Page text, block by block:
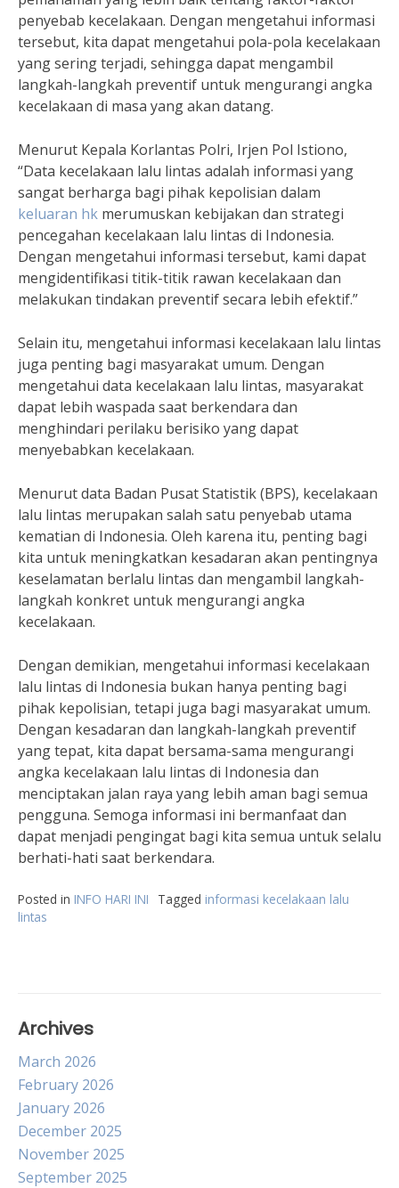
penyebab kecelakaan. Dengan mengetahui informasi
tersebut, kita dapat mengetahui pola-pola kecelakaan
yang sering terjadi, sehingga dapat mengambil
langkah-langkah preventif untuk mengurangi angka
kecelakaan di masa yang akan datang.
Menurut Kepala Korlantas Polri, Irjen Pol Istiono,
“Data kecelakaan lalu lintas adalah informasi yang
sangat berharga bagi pihak kepolisian dalam
keluaran hk merumuskan kebijakan dan strategi
pencegahan kecelakaan lalu lintas di Indonesia.
Dengan mengetahui informasi tersebut, kami dapat
mengidentifikasi titik-titik rawan kecelakaan dan
melakukan tindakan preventif secara lebih efektif.”
Selain itu, mengetahui informasi kecelakaan lalu lintas
juga penting bagi masyarakat umum. Dengan
mengetahui data kecelakaan lalu lintas, masyarakat
dapat lebih waspada saat berkendara dan
menghindari perilaku berisiko yang dapat
menyebabkan kecelakaan.
Menurut data Badan Pusat Statistik (BPS), kecelakaan
lalu lintas merupakan salah satu penyebab utama
kematian di Indonesia. Oleh karena itu, penting bagi
kita untuk meningkatkan kesadaran akan pentingnya
keselamatan berlalu lintas dan mengambil langkah-
langkah konkret untuk mengurangi angka
kecelakaan.
Dengan demikian, mengetahui informasi kecelakaan
lalu lintas di Indonesia bukan hanya penting bagi
pihak kepolisian, tetapi juga bagi masyarakat umum.
Dengan kesadaran dan langkah-langkah preventif
yang tepat, kita dapat bersama-sama mengurangi
angka kecelakaan lalu lintas di Indonesia dan
menciptakan jalan raya yang lebih aman bagi semua
pengguna. Semoga informasi ini bermanfaat dan
dapat menjadi pengingat bagi kita semua untuk selalu
berhati-hati saat berkendara.
Posted in INFO HARI INI Tagged informasi kecelakaan lalu
lintas
Archives
March 2026
February 2026
January 2026
December 2025
November 2025
September 2025